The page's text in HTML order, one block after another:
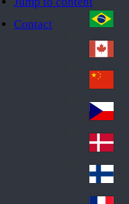
Contact
ali
a
Au
stri
a
Br
azi
l
Ca
na
da
Ch
ina
Cz
ec
h
De
nm
ark
Fin